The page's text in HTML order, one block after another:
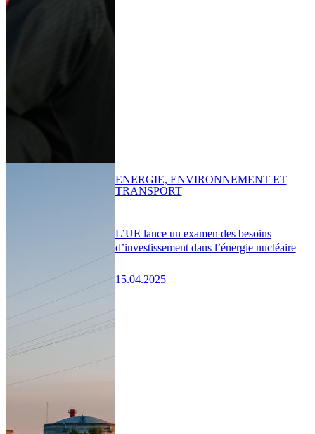
L’UE lance un examen des besoins
d’investissement dans l’énergie nucléaire
15.04.2025
ENERGIE, ENVIRONNEMENT ET
TRANSPORT